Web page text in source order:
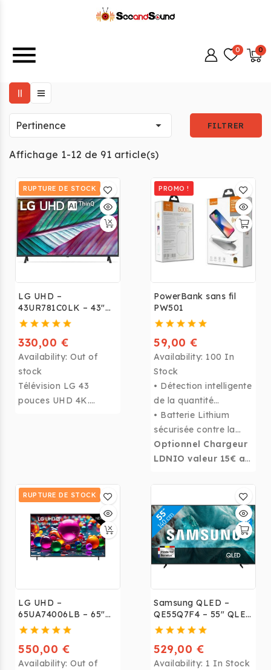
menu
Pertinence  FILTRER
Affichage 1-12 de 91 article(s)
RUPTURE DE STOCK
LG UHD –
43UR781C0LK – 43"
UHD 4K – 330 €
330,00 €
Availability: Out of
stock
Télévision LG 43
pouces UHD 4K.
PROMO !
PowerBank sans fil
PW501
59,00 €
Availability: 100 In
Stock
• Détection intelligente
de la quantité
nécessaire à
recharger.
• Batterie Lithium
sécurisée contre la
surchauffe, fuite et
explosion
Optionnel Chargeur
LDNIO valeur 15€ a
RUPTURE DE STOCK
LG UHD –
65UA74006LB – 65"
UHD 4K
550,00 €
Availability: Out of
Samsung QLED –
QE55Q7F4 – 55" QLED
4K 2025
529,00 €
Availability: 1 In Stock